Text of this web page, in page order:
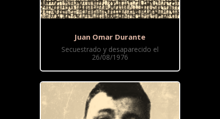
Juan Omar Durante
Secuestrado y desaparecido el
26/08/1976